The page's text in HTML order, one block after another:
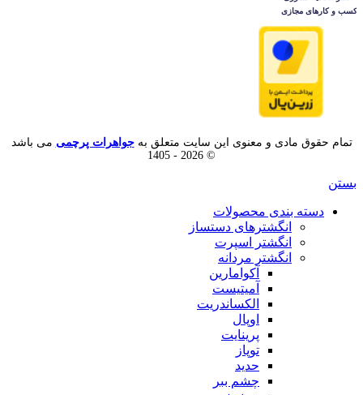
تمام حقوق مادی و معنوی این سایت متعلق بهجواهرات پرچمی می باشد
© 2026 - 1405
بستن
دسته بندی محصولات
انگشترهای دستساز
انگشتر اسپرت
انگشتر مردانه
آکوامارین
آمیتیست
الکساندریت
اوپال
پرینایت
توپاز
حدید
چشم ببر